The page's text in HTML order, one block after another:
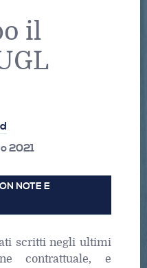
il
2021
NOTE E
scritti negli ultimi
contrattuale, e